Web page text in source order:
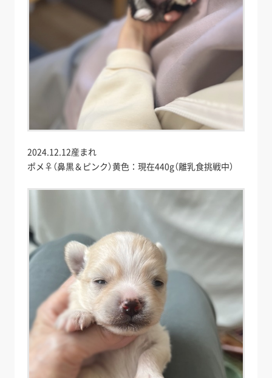
2024.12.12産まれ
ポメ♀（鼻黒＆ピンク）黄色：現在440g（離乳食挑戦中）